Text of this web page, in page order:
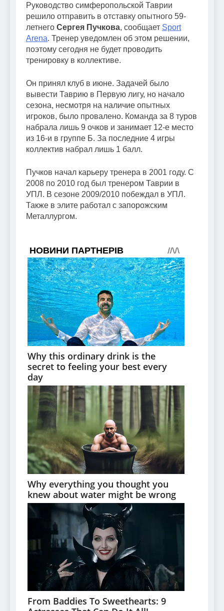
Руководство симферопольской Таврии
решило отправить в отставку опытного 59-
летнего Сергея Пучкова, сообщает Sport
Arena. Тренер уведомлен об этом решении,
поэтому сегодня не будет проводить
тренировку в коллективе.
Он принял клуб в июне. Задачей было
вывести Таврию в Первую лигу, но начало
сезона, несмотря на наличие опытных
игроков, было провалено. Команда за 8 туров
набрала лишь 9 очков и занимает 12-е место
из 16-и в группе Б. За последние 4 игры
коллектив набрал лишь 1 балл.
Пучков начал карьеру тренера в 2001 году. С
2008 по 2010 год был тренером Таврии в
УПЛ. В сезоне 2009/2010 побеждал в УПЛ.
Также в элите работал с запорожским
Металлургом.